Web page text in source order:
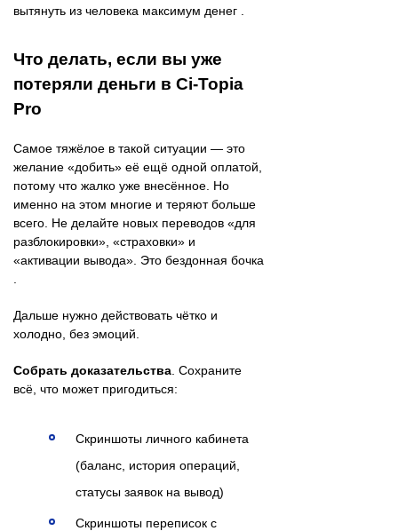
вытянуть из человека максимум денег .
Что делать, если вы уже
потеряли деньги в Ci-Topia
Pro
Самое тяжёлое в такой ситуации — это
желание «добить» её ещё одной оплатой,
потому что жалко уже внесённое. Но
именно на этом многие и теряют больше
всего. Не делайте новых переводов «для
разблокировки», «страховки» и
«активации вывода». Это бездонная бочка
Дальше нужно действовать чётко и
холодно, без эмоций.
Собрать доказательства . Сохраните
всё, что может пригодиться:
Скриншоты личного кабинета
(баланс, история операций,
статусы заявок на вывод)
Скриншоты переписок с